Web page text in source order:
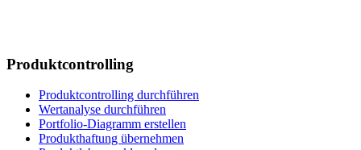
Produktcontrolling
Produktcontrolling durchführen
Wertanalyse durchführen
Portfolio-Diagramm erstellen
Produkthaftung übernehmen